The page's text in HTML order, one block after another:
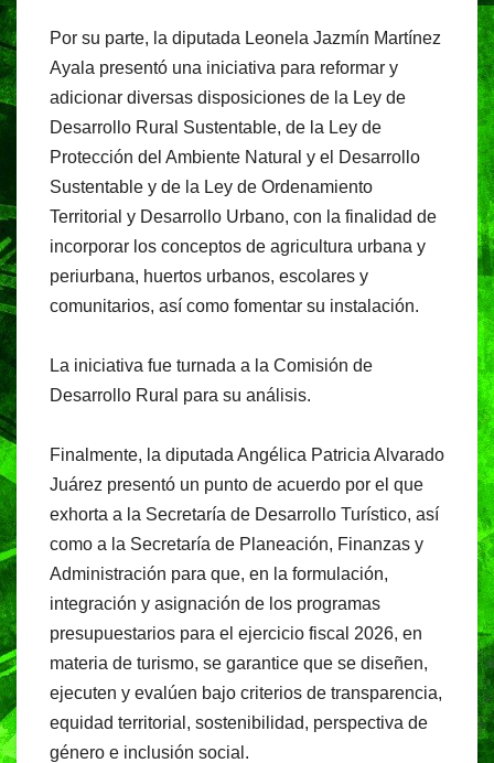
Por su parte, la diputada Leonela Jazmín Martínez
Ayala presentó una iniciativa para reformar y
adicionar diversas disposiciones de la Ley de
Desarrollo Rural Sustentable, de la Ley de
Protección del Ambiente Natural y el Desarrollo
Sustentable y de la Ley de Ordenamiento
Territorial y Desarrollo Urbano, con la finalidad de
incorporar los conceptos de agricultura urbana y
periurbana, huertos urbanos, escolares y
comunitarios, así como fomentar su instalación.
La iniciativa fue turnada a la Comisión de
Desarrollo Rural para su análisis.
Finalmente, la diputada Angélica Patricia Alvarado
Juárez presentó un punto de acuerdo por el que
exhorta a la Secretaría de Desarrollo Turístico, así
como a la Secretaría de Planeación, Finanzas y
Administración para que, en la formulación,
integración y asignación de los programas
presupuestarios para el ejercicio fiscal 2026, en
materia de turismo, se garantice que se diseñen,
ejecuten y evalúen bajo criterios de transparencia,
equidad territorial, sostenibilidad, perspectiva de
género e inclusión social.